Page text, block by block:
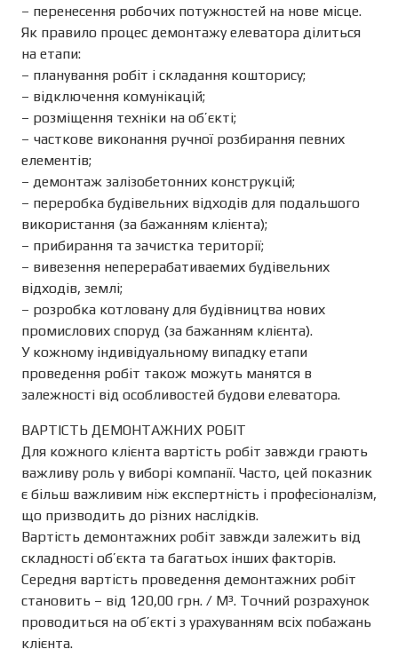
– перенесення робочих потужностей на нове місце.
Як правило процес демонтажу елеватора ділиться
на етапи:
– планування робіт і складання кошторису;
– відключення комунікацій;
– розміщення техніки на об’єкті;
– часткове виконання ручної розбирання певних
елементів;
– демонтаж залізобетонних конструкцій;
– переробка будівельних відходів для подальшого
використання (за бажанням клієнта);
– прибирання та зачистка території;
– вивезення неперерабативаемих будівельних
відходів, землі;
– розробка котловану для будівництва нових
промислових споруд (за бажанням клієнта).
У кожному індивідуальному випадку етапи
проведення робіт також можуть манятся в
залежності від особливостей будови елеватора.
ВАРТІСТЬ ДЕМОНТАЖНИХ РОБІТ
Для кожного клієнта вартість робіт завжди грають
важливу роль у виборі компанії. Часто, цей показник
є більш важливим ніж експертність і професіоналізм,
що призводить до різних наслідків.
Вартість демонтажних робіт завжди залежить від
складності об’єкта та багатьох інших факторів.
Середня вартість проведення демонтажних робіт
становить – від 120,00 грн. / М³. Точний розрахунок
проводиться на об’єкті з урахуванням всіх побажань
клієнта.